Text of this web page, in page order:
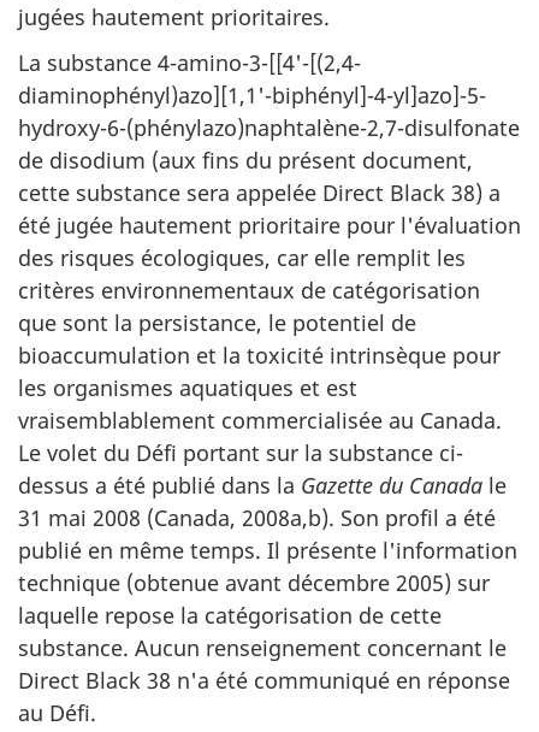
jugées hautement prioritaires.
La substance 4-amino-3-[[4'-[(2,4-
diaminophényl)azo][1,1'-biphényl]-4-yl]azo]-5-
hydroxy-6-(phénylazo)naphtalène-2,7-disulfonate
de disodium (aux fins du présent document,
cette substance sera appelée Direct Black 38) a
été jugée hautement prioritaire pour l'évaluation
des risques écologiques, car elle remplit les
critères environnementaux de catégorisation
que sont la persistance, le potentiel de
bioaccumulation et la toxicité intrinsèque pour
les organismes aquatiques et est
vraisemblablement commercialisée au Canada.
Le volet du Défi portant sur la substance ci-
dessus a été publié dans la Gazette du Canada le
31 mai 2008 (Canada, 2008a,b). Son profil a été
publié en même temps. Il présente l'information
technique (obtenue avant décembre 2005) sur
laquelle repose la catégorisation de cette
substance. Aucun renseignement concernant le
Direct Black 38 n'a été communiqué en réponse
au Défi.